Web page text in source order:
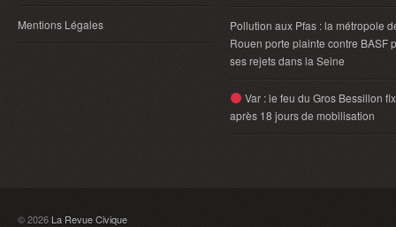
Mentions Légales
Pollution aux Pfas : la métropole
Rouen porte plainte contre BASF
ses rejets dans la Seine
Var : le feu du Gros Bessillon
après 18 jours de mobilisation
© 2026 La Revue Civique